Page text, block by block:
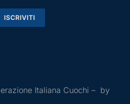
ISCRIVITI
Italiana Cuochi – by